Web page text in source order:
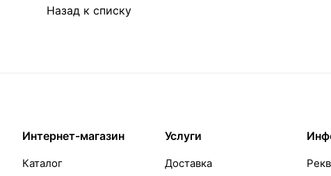
Назад к списку
Интернет-магазин
Каталог
Услуги
Доставка